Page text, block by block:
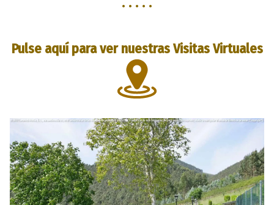
• • • • •
Pulse aquí para ver nuestras Visitas Virtuales